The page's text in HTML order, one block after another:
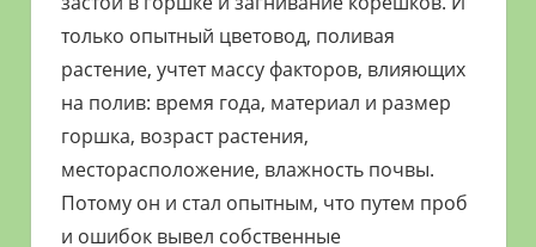
только опытный цветовод, поливая
растение, учтет массу факторов, влияющих
на полив: время года, материал и размер
горшка, возраст растения,
месторасположение, влажность почвы.
Потому он и стал опытным, что путем проб
и ошибок вывел собственные